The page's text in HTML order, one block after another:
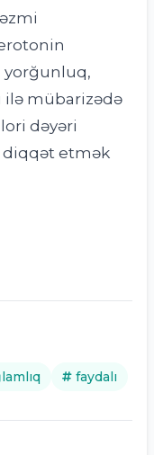
yorğunluq,
ilə mübarizədə
dəyəri
etmək
faydalı